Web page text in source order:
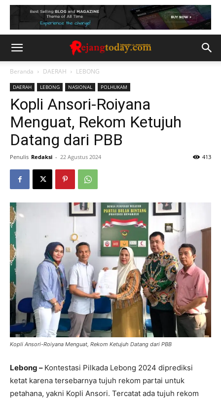
Beranda DAERAH LEBONG
DAERAH LEBONG NASIONAL POLHUKAM
Kopli Ansori-Roiyana
Menguat, Rekom Ketujuh
Datang dari PBB
Penulis Redaksi - 22 Agustus 2024 413
Kopli Ansori-Roiyana Menguat, Rekom Ketujuh Datang dari PBB
Lebong – Kontestasi Pilkada Lebong 2024 diprediksi
ketat karena tersebarnya tujuh rekom partai untuk
petahana, yakni Kopli Ansori. Tercatat ada tujuh rekom